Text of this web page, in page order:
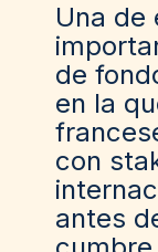
Una de
de
en la
con
antes